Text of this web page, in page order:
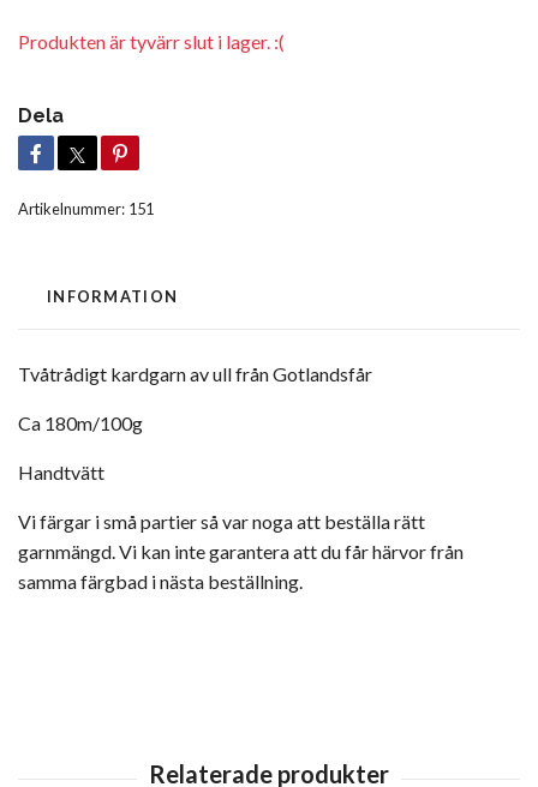
Produkten är tyvärr slut i lager. :(
Dela
Artikelnummer: 151
INFORMATION
Tvåtrådigt kardgarn av ull från Gotlandsfår
Ca 180m/100g
Handtvätt
Vi färgar i små partier så var noga att beställa rätt
garnmängd. Vi kan inte garantera att du får härvor från
samma färgbad i nästa beställning.